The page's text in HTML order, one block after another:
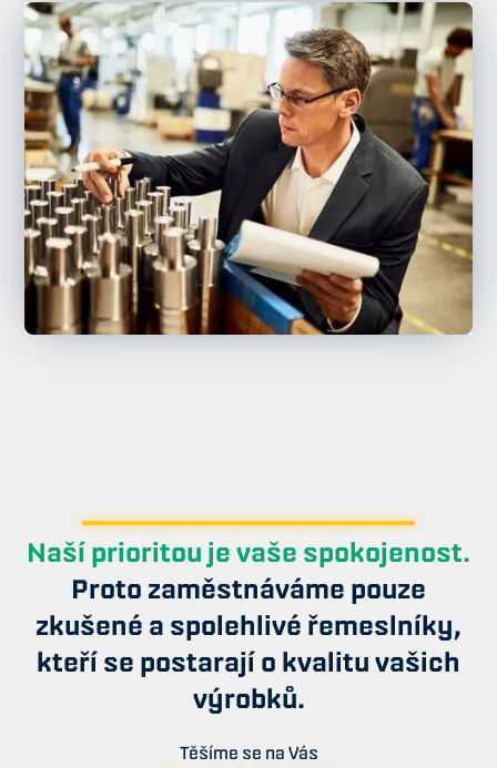
Naší prioritou je vaše spokojenost.
Proto zaměstnáváme pouze
zkušené a spolehlivé řemeslníky,
kteří se postarají o kvalitu vašich
výrobků.
Těšíme se na Vás